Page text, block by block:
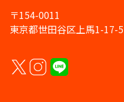
〒154-0011
東京都世田谷区上馬1-17-5